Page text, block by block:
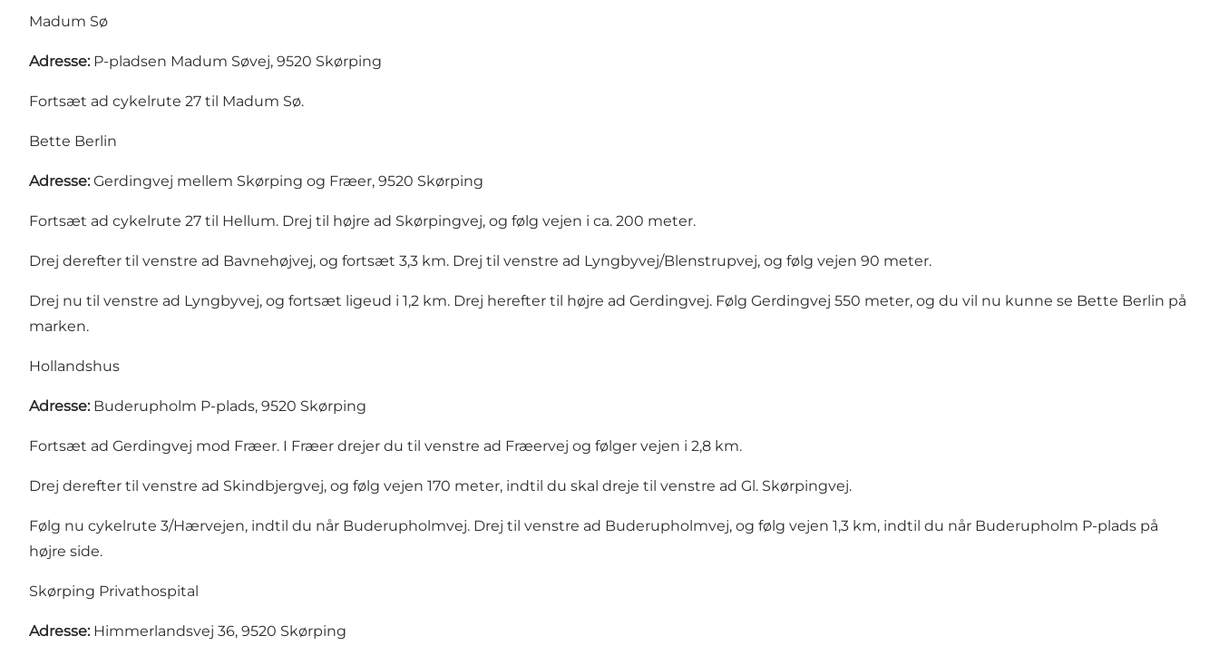
Madum Sø
Adresse: P-pladsen Madum Søvej, 9520 Skørping
Fortsæt ad cykelrute 27 til Madum Sø.
Bette Berlin
Adresse: Gerdingvej mellem Skørping og Fræer, 9520 Skørping
Fortsæt ad cykelrute 27 til Hellum. Drej til højre ad Skørpingvej, og følg vejen i ca. 200 meter.
Drej derefter til venstre ad Bavnehøjvej, og fortsæt 3,3 km. Drej til venstre ad Lyngbyvej/Blenstrupvej, og følg vejen 90 meter.
Drej nu til venstre ad Lyngbyvej, og fortsæt ligeud i 1,2 km. Drej herefter til højre ad Gerdingvej. Følg Gerdingvej 550 meter, og du vil nu kunne se Bette Berlin på
marken.
Hollandshus
Adresse: Buderupholm P-plads, 9520 Skørping
Fortsæt ad Gerdingvej mod Fræer. I Fræer drejer du til venstre ad Fræervej og følger vejen i 2,8 km.
Drej derefter til venstre ad Skindbjergvej, og følg vejen 170 meter, indtil du skal dreje til venstre ad Gl. Skørpingvej.
Følg nu cykelrute 3/Hærvejen, indtil du når Buderupholmvej. Drej til venstre ad Buderupholmvej, og følg vejen 1,3 km, indtil du når Buderupholm P-plads på
højre side.
Skørping Privathospital
Adresse: Himmerlandsvej 36, 9520 Skørping